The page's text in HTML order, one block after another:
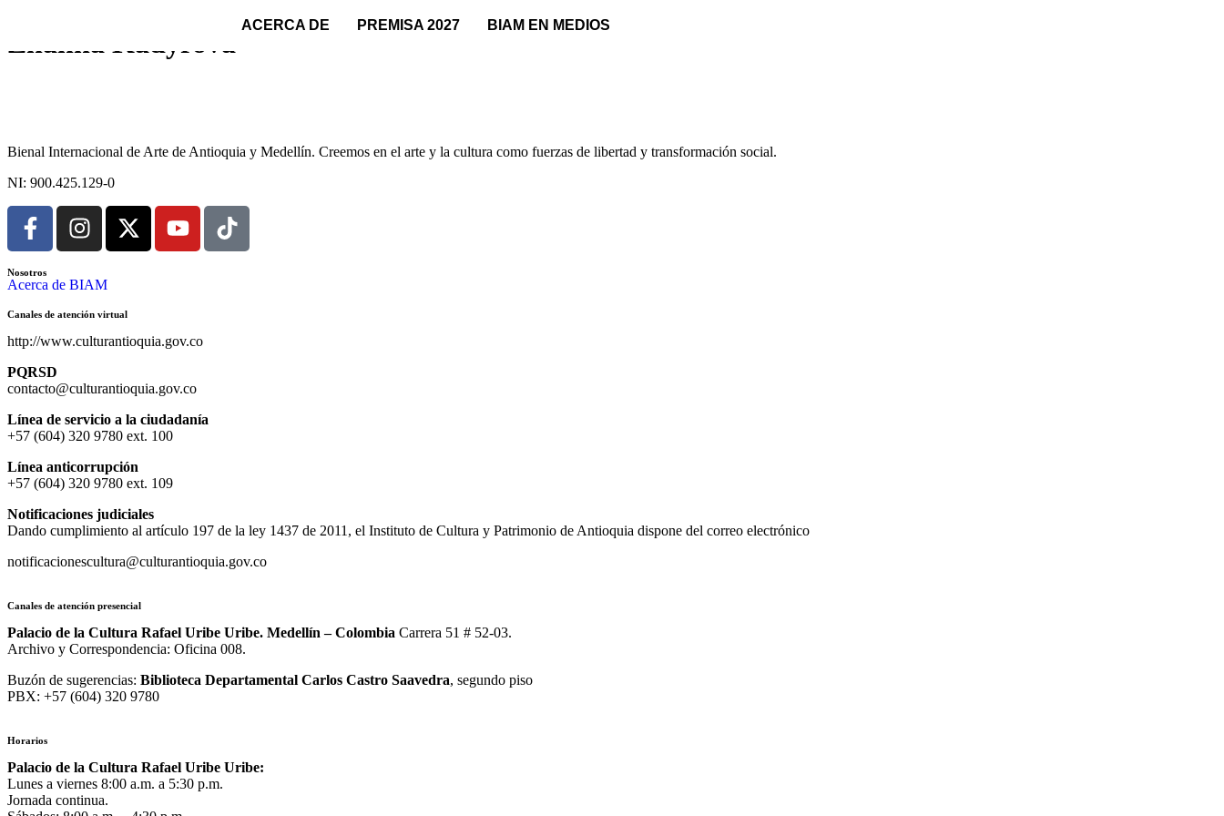
ACERCA DE PREMISA 2027 BIAM EN MEDIOS
Zhanna Kadyrova
Bienal Internacional de Arte de Antioquia y Medellín. Creemos en el arte y la cultura como fuerzas de libertad y transformación social.
NI: 900.425.129-0
Nosotros
Acerca de BIAM
Canales de atención virtual
http://www.culturantioquia.gov.co
PQRSD
contacto@culturantioquia.gov.co
Línea de servicio a la ciudadanía
+57 (604) 320 9780 ext. 100
Línea anticorrupción
+57 (604) 320 9780 ext. 109
Notificaciones judiciales
Dando cumplimiento al artículo 197 de la ley 1437 de 2011, el Instituto de Cultura y Patrimonio de Antioquia dispone del correo electrónico
notificacionescultura@culturantioquia.gov.co
Canales de atención presencial
Palacio de la Cultura Rafael Uribe Uribe. Medellín – Colombia Carrera 51 # 52-03.
Archivo y Correspondencia: Oficina 008.
Buzón de sugerencias: Biblioteca Departamental Carlos Castro Saavedra, segundo piso
PBX: +57 (604) 320 9780
Horarios
Palacio de la Cultura Rafael Uribe Uribe:
Lunes a viernes 8:00 a.m. a 5:30 p.m.
Jornada continua.